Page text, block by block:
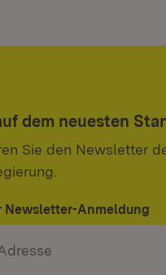
dem neuesten
Sie den Newsletter
Newsletter-Anmeldung